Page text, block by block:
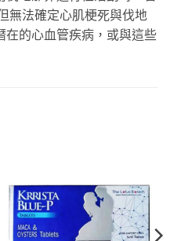
無法確定心肌梗死與伐地
在的心血管疾病，或與這些